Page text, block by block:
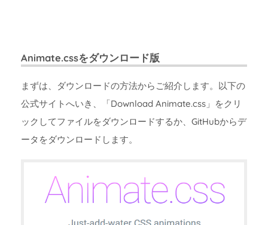
Animate.cssをダウンロード版
まずは、ダウンロードの方法からご紹介します。以下の
公式サイトへいき、「Download Animate.css」をクリ
ックしてファイルをダウンロードするか、GitHubからデ
ータをダウンロードします。